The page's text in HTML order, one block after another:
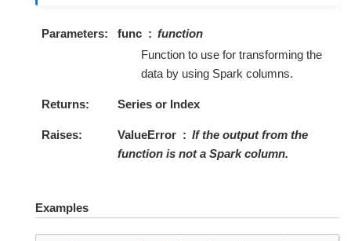
Parameters func
function
Function to use for transforming the
data by using Spark columns.
Returns Series or Index
Raises ValueError
If the output from the
function is not a Spark column.
Examples